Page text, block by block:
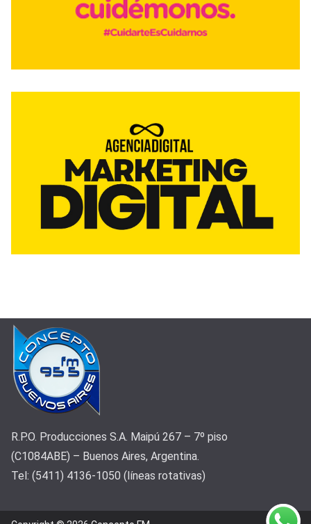
R.P.O. Producciones S.A. Maipú 267 – 7º piso
(C1084ABE) – Buenos Aires, Argentina.
Tel: (5411) 4136-1050 (líneas rotativas)